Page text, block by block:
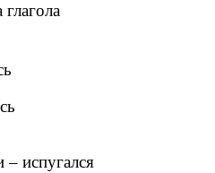
испугался